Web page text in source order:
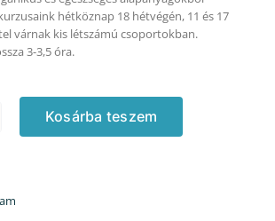
hétköznap 18 hétvégén, 11 és 17
várnak kis létszámú csoportokban.
3-3,5 óra.
Kosárba teszem